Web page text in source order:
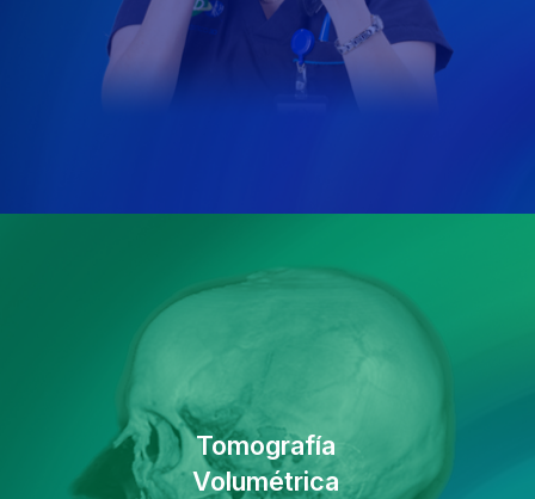
Tomografía
Volumétrica